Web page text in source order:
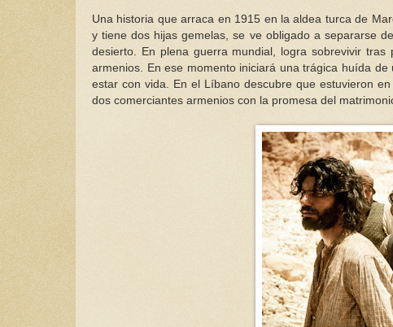
Una historia que arraca en 1915 en la aldea turca de
y tiene dos hijas gemelas, se ve obligado a separarse
desierto. En plena guerra mundial, logra sobrevivir
armenios. En ese momento iniciará una trágica huída
estar con vida. En el Líbano descubre que estuvieron
dos comerciantes armenios con la promesa del